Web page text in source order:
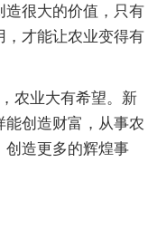
造很大的价值，只有
，才能让农业变得有
农业大有希望。新
创造财富，从事农
创造更多的辉煌事